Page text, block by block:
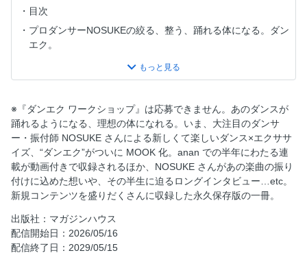
目次
プロダンサーNOSUKEの絞る、整う、踊れる体になる。ダン
エク。
踊れる人はやっている。Team“S”pecial流ストレッチ。
自信がなくてもまず挑戦！ ダンエク STEP.1
BENEFIT #1 朝スッキリする［ 目覚めのダンエク ］
BENEFIT #2 ふくらはぎのむくみを解消［ 通勤中のダンエ
ク ］
ダイレクトにボディを絞る。ダンエク STEP.2
BENEFIT #3 二の腕をほっそりさせウエストにくびれを［
たるみ引き締めのダンエク（1）（2） ］
スッキリダンエク（1）（2） ］
BENEFIT #5 全身運動とはずむ動きで体を温める［ 体幹し
っかりダンエク（1）（2） ］
※『ダンエク ワークショップ』は応募できません。あのダンスが
踊れるようになる、理想の体になれる。いま、大注目のダンサ
ー・振付師 NOSUKE さんによる新しくて楽しいダンス×エクササ
イズ、“ダンエク”がついに MOOK 化。anan での半年にわたる連
載が動画付きで収録されるほか、NOSUKE さんがあの楽曲の振り
付けに込めた想いや、その半生に迫るロングインタビュー…etc。
新規コンテンツを盛りだくさんに収録した永久保存版の一冊。
出版社：マガジンハウス
配信開始日：2026/05/16
配信終了日：2029/05/15